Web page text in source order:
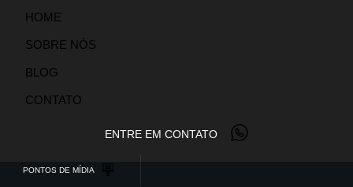
HOME
SOBRE NÓS
BLOG
CONTATO
ENTRE EM CONTATO
PONTOS DE MÍDIA